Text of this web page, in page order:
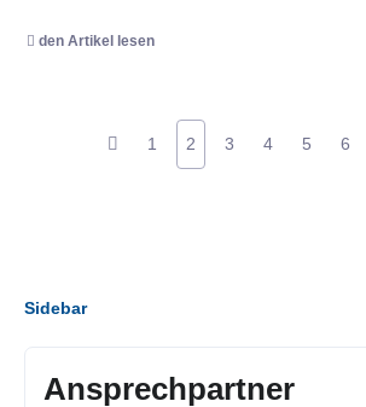
den Artikel lesen
1 2 3 4 5 6
Sidebar
Ansprechpartner